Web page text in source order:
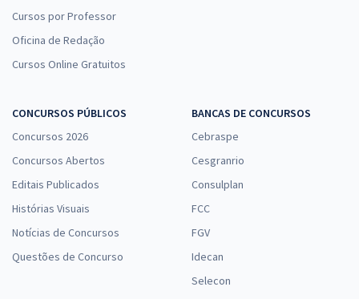
Cursos por Professor
Oficina de Redação
Cursos Online Gratuitos
CONCURSOS PÚBLICOS
Concursos 2026
Concursos Abertos
Editais Publicados
Histórias Visuais
Notícias de Concursos
Questões de Concurso
BANCAS DE CONCURSOS
Cebraspe
Cesgranrio
Consulplan
FCC
FGV
Idecan
Selecon